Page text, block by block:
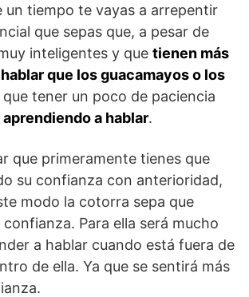
un tiempo te vayas a arrepentir
que sepas que, a pesar de
inteligentes y que tienen más
que los guacamayos o los
tener un poco de paciencia
aprendiendo a hablar.
que primeramente tienes que
su confianza con anterioridad,
modo la cotorra sepa que
Para ella será mucho
a hablar cuando está fuera de
de ella. Ya que se sentirá más